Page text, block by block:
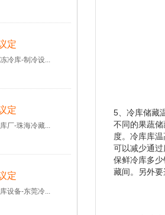
定
冷库-制冷设...
定
厂-珠海冷藏...
定
设备-东莞冷...
5、冷库储藏
不同的果蔬
度。冷库库
可以减少通
保鲜冷库多
藏间。另外